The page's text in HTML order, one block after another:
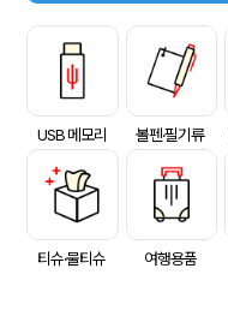
USB 메모리 볼펜·필기류
티슈·물티슈 여행용품